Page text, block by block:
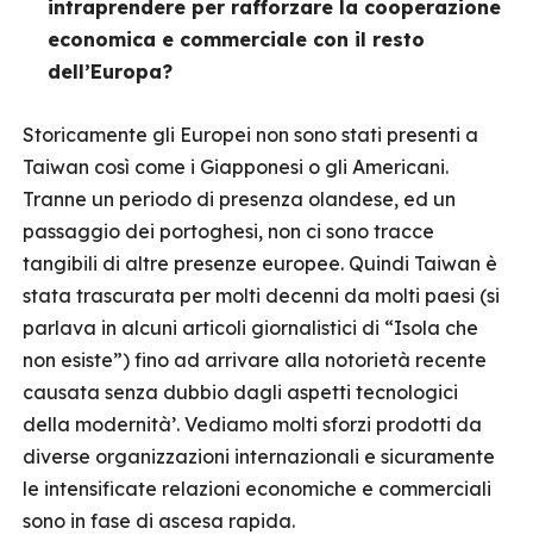
intraprendere per rafforzare la cooperazione
economica e commerciale con il resto
dell’Europa?
Storicamente gli Europei non sono stati presenti a
Taiwan così come i Giapponesi o gli Americani.
Tranne un periodo di presenza olandese, ed un
passaggio dei portoghesi, non ci sono tracce
tangibili di altre presenze europee. Quindi Taiwan è
stata trascurata per molti decenni da molti paesi (si
parlava in alcuni articoli giornalistici di “Isola che
non esiste”) fino ad arrivare alla notorietà recente
causata senza dubbio dagli aspetti tecnologici
della modernità’. Vediamo molti sforzi prodotti da
diverse organizzazioni internazionali e sicuramente
le intensificate relazioni economiche e commerciali
sono in fase di ascesa rapida.